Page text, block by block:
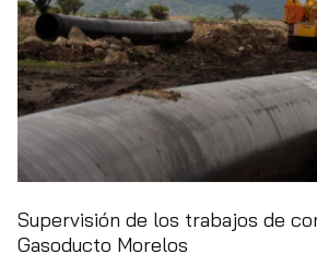
Supervisión de los trabajos de
Gasoducto Morelos